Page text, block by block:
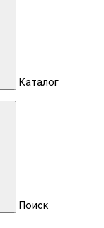
Каталог
Поиск